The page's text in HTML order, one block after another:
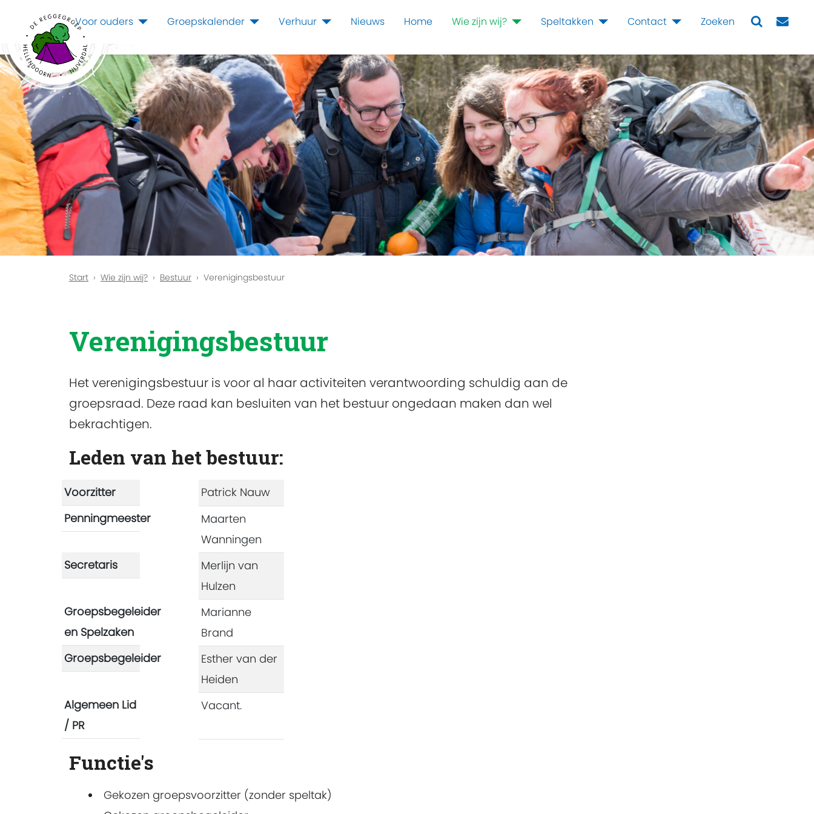
Voor ouders Groepskalender Verhuur Nieuws Home Wie zijn wij? Speltakken Contact Zoeken
Start Wie zijn wij? Bestuur Verenigingsbestuur
Verenigingsbestuur
Het verenigingsbestuur is voor al haar activiteiten verantwoording schuldig aan de
groepsraad. Deze raad kan besluiten van het bestuur ongedaan maken dan wel
bekrachtigen.
Leden van het bestuur:
Voorzitter
Patrick Nauw
Penningmeester
Maarten
Wanningen
Secretaris
Merlijn van
Hulzen
Groepsbegeleider
en Spelzaken
Marianne
Brand
Groepsbegeleider
Esther van der
Heiden
Algemeen Lid
/ PR
Vacant.
Functie's
Gekozen groepsvoorzitter (zonder speltak)